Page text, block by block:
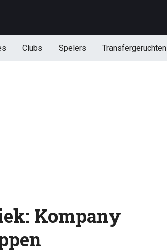
Clubs Spelers Transfergeruchten
Kompany